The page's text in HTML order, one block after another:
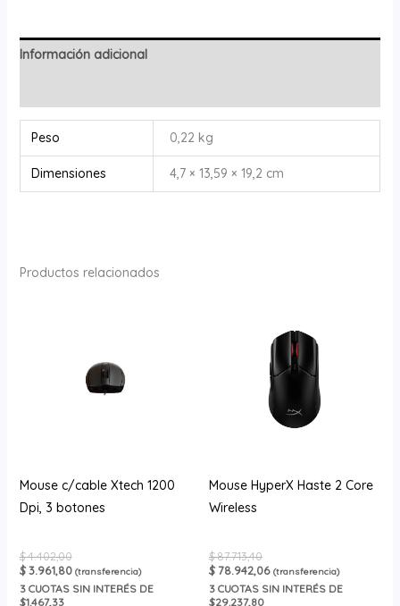
Información adicional
Peso 0,22 kg
Dimensiones 4,7 × 13,59 × 19,2 cm
Productos relacionados
Mouse c/cable Xtech 1200
Dpi, 3 botones
$4.402,00
$3.961,80 (transferencia)
3CUOTAS SIN INTERÉS DE
$1.467,33
Mouse HyperX Haste 2 Core
Wireless
$87.713,40
$ 78.942,06 (transferencia)
3 CUOTAS SIN INTERÉS DE
$29.237,80